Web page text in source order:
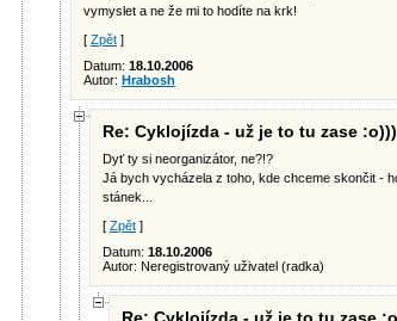
vymyslet a ne že mi to hodíte na krk!
[ Zpět ]
Datum: 18.10.2006
Autor: Hrabosh
Re: Cyklojízda - už je to tu zase :o)))
Dyť ty si neorganizátor, ne?!?
Já bych vycházela z toho, kde chceme skončit -
stánek...
[ Zpět ]
Datum: 18.10.2006
Autor: Neregistrovaný uživatel (radka)